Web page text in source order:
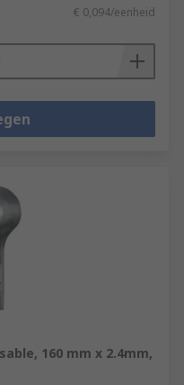
€ 0,094/eenheid
160 mm x 2.4mm,